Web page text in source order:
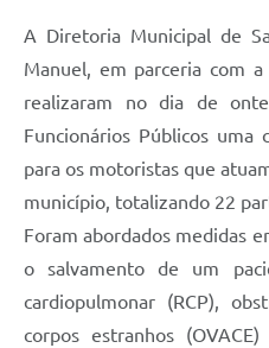
A Diretoria Municipal de
Manuel, em parceria com
realizaram no dia de
Funcionários Públicos uma
para os motoristas que
município, totalizando 22
Foram abordados medidas
o salvamento de um
cardiopulmonar (RCP),
corpos estranhos